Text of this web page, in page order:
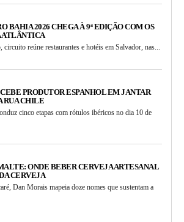
BAHIA 2026 CHEGA À 9ª EDIÇÃO COM OS
ATLÂNTICA
circuito reúne restaurantes e hotéis em Salvador, nas...
PRODUTOR ESPANHOL EM JANTAR
RUA CHILE
cinco etapas com rótulos ibéricos no dia 10 de
ONDE BEBER CERVEJA ARTESANAL
CERVEJA
Dan Morais mapeia doze nomes que sustentam a